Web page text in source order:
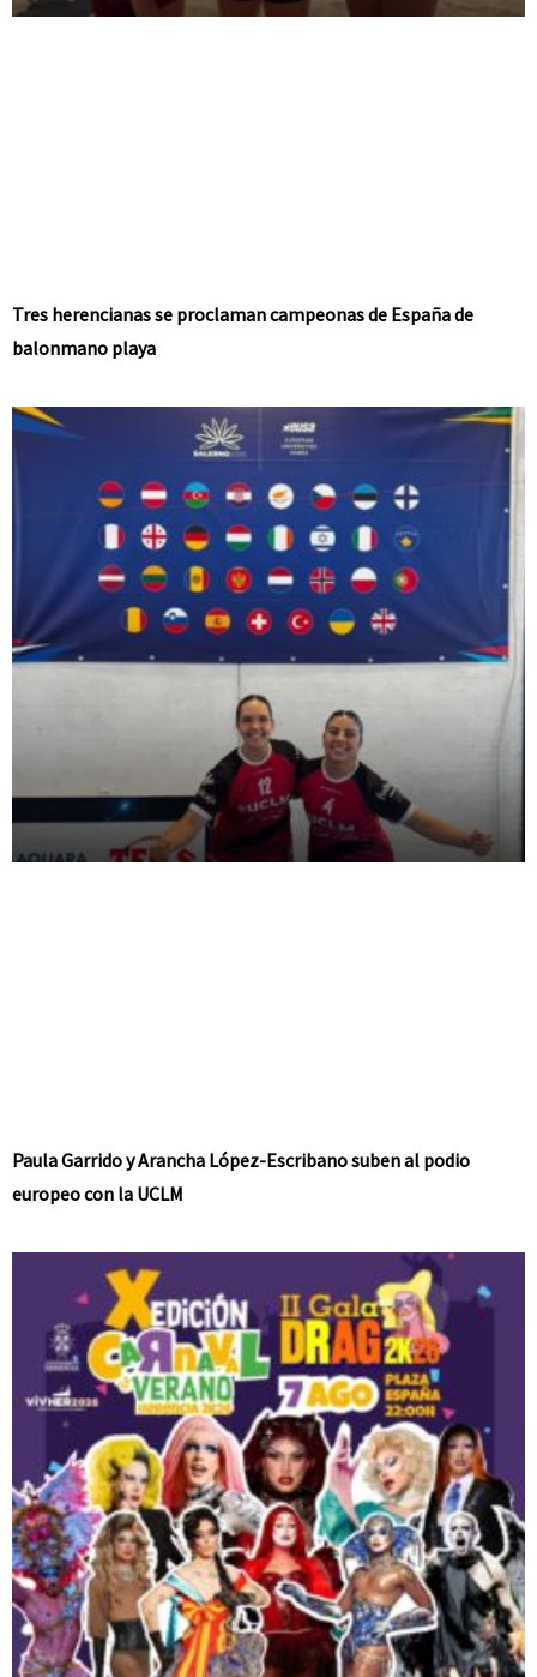
Tres herencianas se proclaman campeonas de España de
balonmano playa
Paula Garrido y Arancha López-Escribano suben al podio
europeo con la UCLM